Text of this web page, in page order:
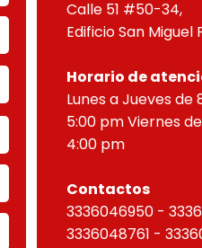
Calle 51 #50-34,
Edificio San Miguel
Horario de
Lunes a Jueves de
5:00 pm Viernes
4:00 pm
Contactos
3336046950 -
3336048761 -